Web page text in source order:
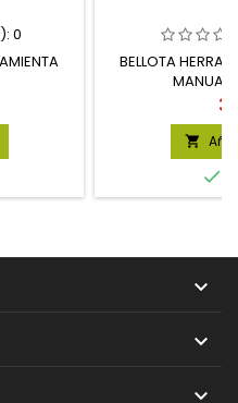
0
BELLOTA
MANUAL




